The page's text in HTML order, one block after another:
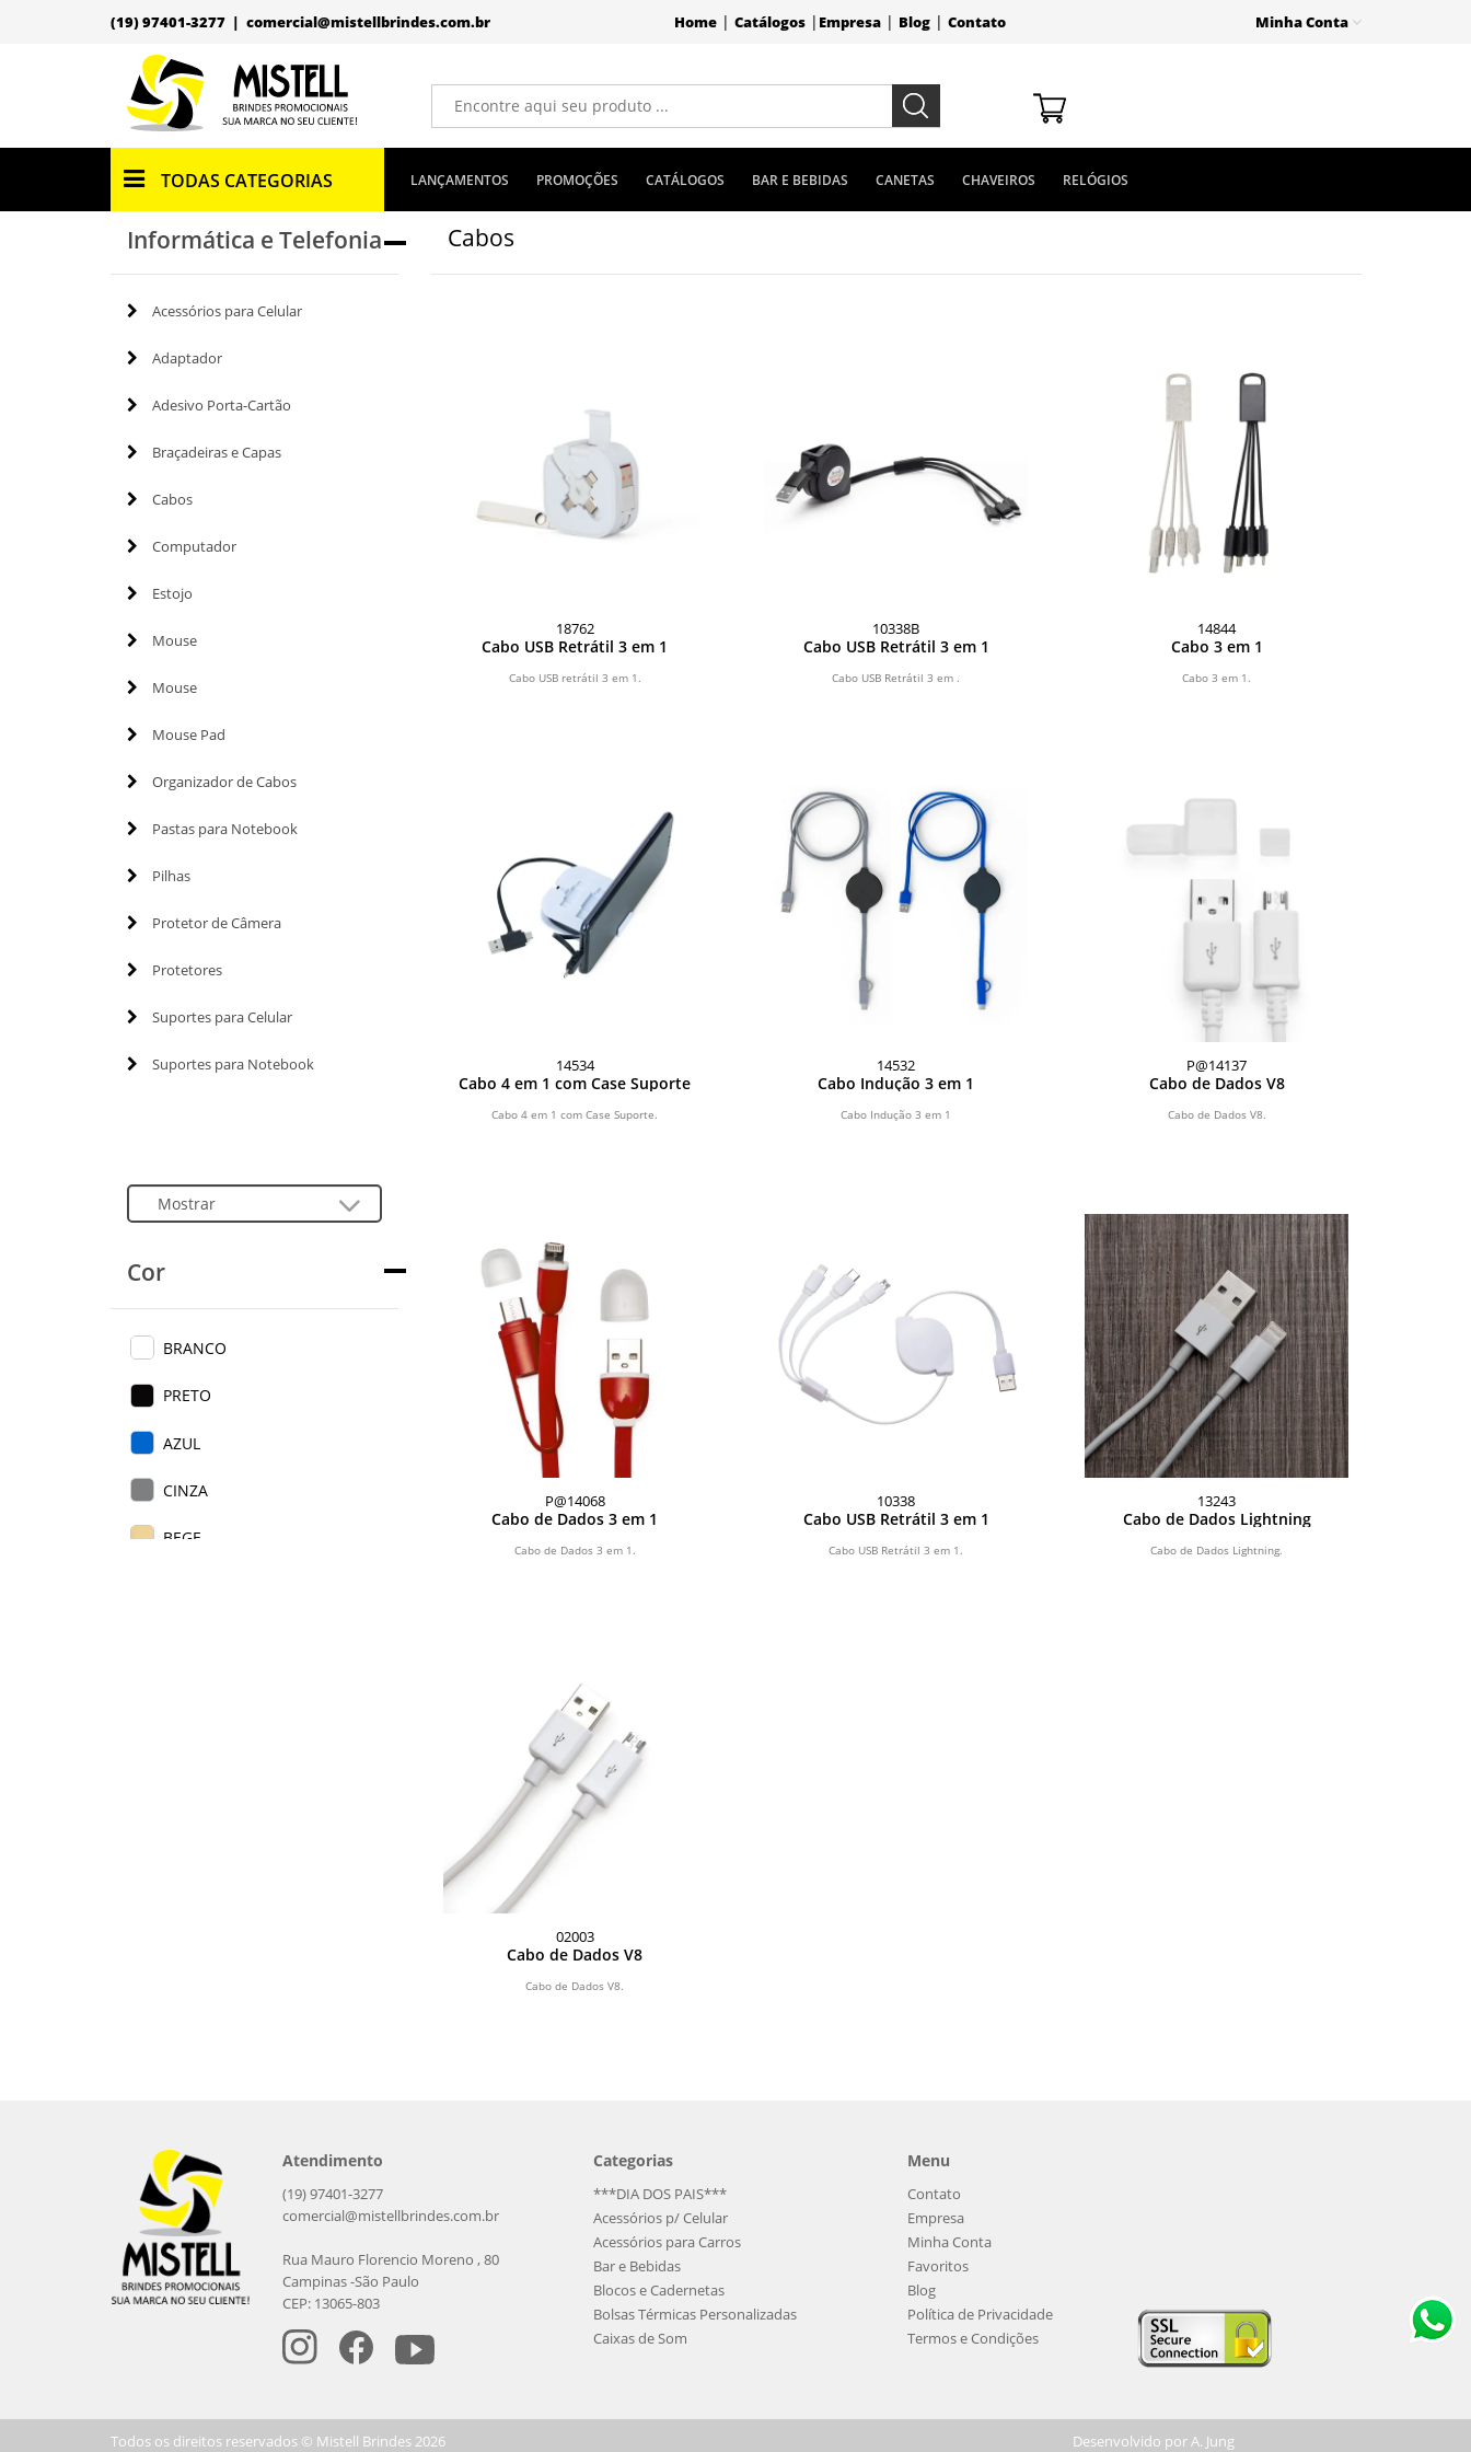
(19) 97401-3277 | comercial@mistellbrindes.com.br Home| Catálogos| Empresa| Blog| Contato Minha Conta
TODAS CATEGORIAS LANÇAMENTOS PROMOÇÕES CATÁLOGOS BAR E BEBIDAS CANETAS CHAVEIROS RELÓGIOS
Informática e Telefonia
Acessórios para Celular
Adaptador
Adesivo Porta-Cartão
Braçadeiras e Capas
Cabos
Computador
Estojo
Mouse
Mouse
Mouse Pad
Organizador de Cabos
Pastas para Notebook
Pilhas
Protetor de Câmera
Protetores
Suportes para Celular
Suportes para Notebook
Cor
BRANCO
PRETO
AZUL
CINZA
BEGE
Cabos
18762
Cabo USB Retrátil 3 em 1
Cabo USB retrátil 3 em 1.
10338B
Cabo USB Retrátil 3 em 1
Cabo USB Retrátil 3 em .
14844
Cabo 3 em 1
Cabo 3 em 1.
14534
Cabo 4 em 1 com Case Suporte
Cabo 4 em 1 com Case Suporte.
14532
Cabo Indução 3 em 1
Cabo Indução 3 em 1
P@14137
Cabo de Dados V8
Cabo de Dados V8.
P@14068
Cabo de Dados 3 em 1
Cabo de Dados 3 em 1.
10338
Cabo USB Retrátil 3 em 1
Cabo USB Retrátil 3 em 1.
13243
Cabo de Dados Lightning
Cabo de Dados Lightning.
02003
Cabo de Dados V8
Cabo de Dados V8.
Atendimento
(19) 97401-3277
comercial@mistellbrindes.com.br
Rua Mauro Florencio Moreno , 80
Campinas -São Paulo
CEP: 13065-803
Categorias
***DIA DOS PAIS***
Acessórios p/ Celular
Acessórios para Carros
Bar e Bebidas
Blocos e Cadernetas
Bolsas Térmicas Personalizadas
Caixas de Som
Menu
Contato
Empresa
Minha Conta
Favoritos
Blog
Política de Privacidade
Termos e Condições
Todos os direitos reservados © Mistell Brindes 2026 Desenvolvido porA. Jung